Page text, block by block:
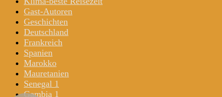
Gast-Autoren
Geschichten
Deutschland
Frankreich
Spanien
Marokko
Mauretanien
Senegal 1
Gambia 1